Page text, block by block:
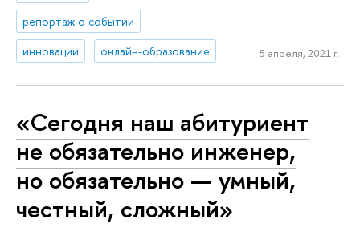
репортаж о событии
инновации
онлайн-образование 5 апреля, 2021 г.
«Сегодня наш абитуриент
не обязательно инженер,
но обязательно — умный,
честный, сложный»